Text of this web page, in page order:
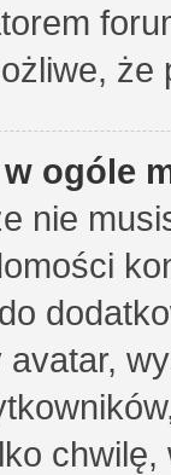
że
ogóle
nie
avatar,
chwilę,